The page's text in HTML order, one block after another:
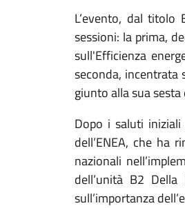
L’evento, dal titolo
sessioni: la prima,
sull'Efficienza
seconda, incentrata
giunto alla sua
Dopo i saluti
dell’ENEA, che ha
nazionali
dell’unità B2
sull’importanza